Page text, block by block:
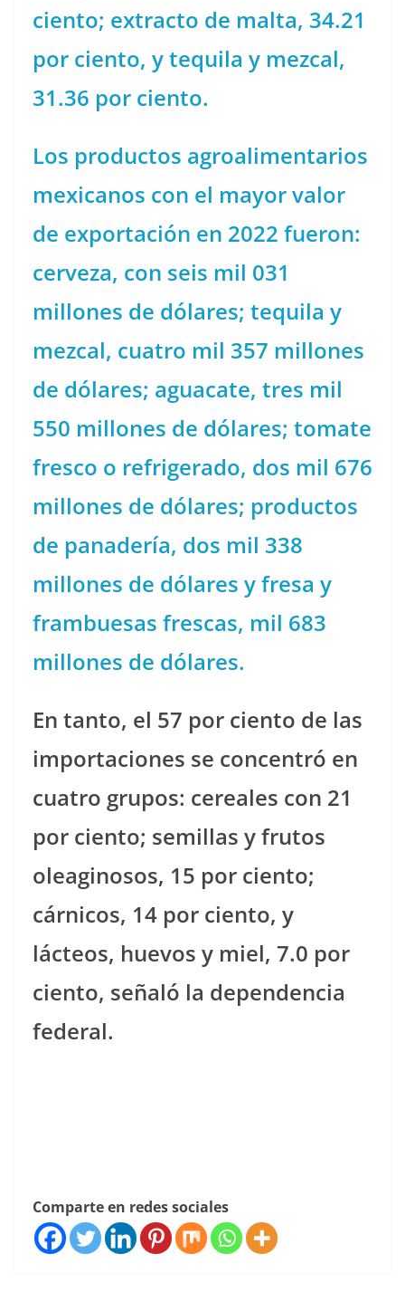
ciento; extracto de malta, 34.21
por ciento, y tequila y mezcal,
31.36 por ciento.
Los productos agroalimentarios
mexicanos con el mayor valor
de exportación en 2022 fueron:
cerveza, con seis mil 031
millones de dólares; tequila y
mezcal, cuatro mil 357 millones
de dólares; aguacate, tres mil
550 millones de dólares; tomate
fresco o refrigerado, dos mil 676
millones de dólares; productos
de panadería, dos mil 338
millones de dólares y fresa y
frambuesas frescas, mil 683
millones de dólares.
En tanto, el 57 por ciento de las
importaciones se concentró en
cuatro grupos: cereales con 21
por ciento; semillas y frutos
oleaginosos, 15 por ciento;
cárnicos, 14 por ciento, y
lácteos, huevos y miel, 7.0 por
ciento, señaló la dependencia
federal.
Comparte en redes sociales